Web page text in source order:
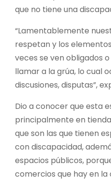
que no tiene una
“Lamentablemente
respetan y los
veces se ven obligados
llamar a la grúa, lo cual
discusiones, disputas”,
Dio a conocer que esta
principalmente en
que son las que tienen
con discapacidad,
espacios públicos,
comercios que hay en